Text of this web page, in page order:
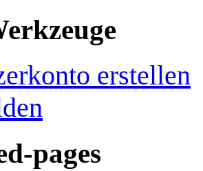
erstellen
pages